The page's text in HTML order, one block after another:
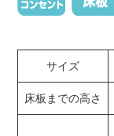
サイズ
床板までの高さ